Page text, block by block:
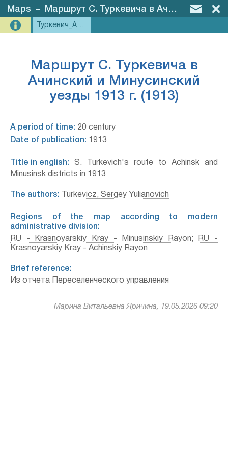
Maps – Маршрут С. Туркевича в Ачинский и Минусинский уезды 1913 г. (1913)
Туркевич_Ачинск-Минусинк
Маршрут С. Туркевича в
Ачинский и Минусинский
уезды 1913 г. (1913)
A period of time: 20 century
Date of publication: 1913
Title in english: S. Turkevich's route to Achinsk and
Minusinsk districts in 1913
The authors: Turkevicz, Sergey Yulianovich
Regions of the map according to modern
administrative division:
RU - Krasnoyarskiy Kray - Minusinskiy Rayon;
RU -
Krasnoyarskiy Kray - Achinskiy Rayon
Brief reference:
Из отчета Переселенческого управления
Марина Витальевна Яричина, 19.05.2026 09:20